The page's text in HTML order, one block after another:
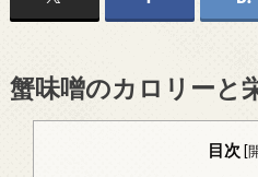
蟹味噌のカロリーと
目次 [